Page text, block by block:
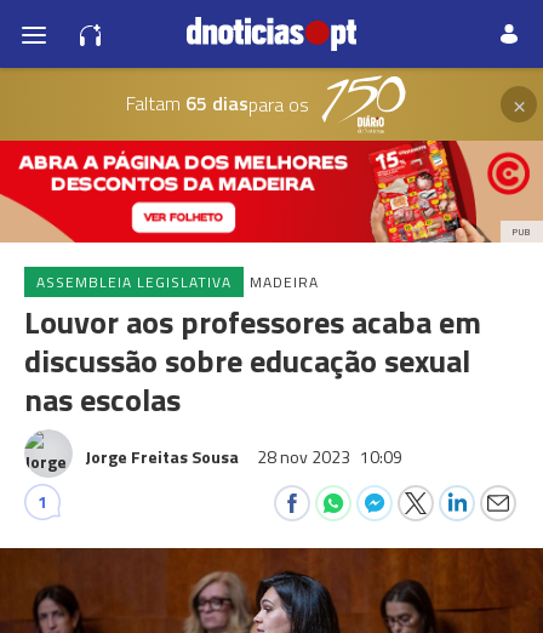
Faltam 65 diaspara os ×
PUB
ASSEMBLEIA LEGISLATIVA MADEIRA
Louvor aos professores acaba em
discussão sobre educação sexual
nas escolas
Jorge Freitas Sousa 28 nov 2023 10:09
1